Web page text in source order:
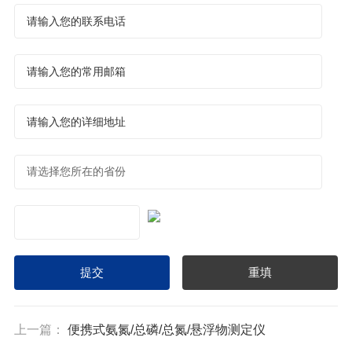
上一篇： 便携式氨氮/总磷/总氮/悬浮物测定仪